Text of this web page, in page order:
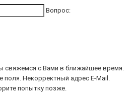
Вопрос:
свяжемся с Вами в ближайшее время.
поля. Некорректный адрес E-Mail.
попытку позже.